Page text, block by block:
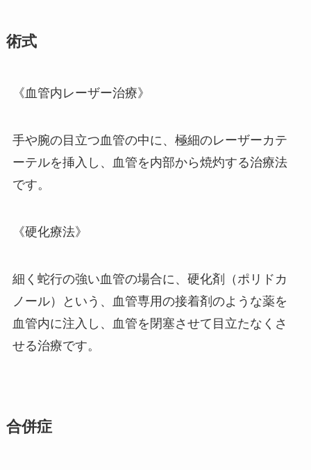
術式
《血管内レーザー治療》
手や腕の目立つ血管の中に、極細のレーザーカテ
ーテルを挿入し、血管を内部から焼灼する治療法
です。
《硬化療法》
細く蛇行の強い血管の場合に、硬化剤（ポリドカ
ノール）という、血管専用の接着剤のような薬を
血管内に注入し、血管を閉塞させて目立たなくさ
せる治療です。
合併症